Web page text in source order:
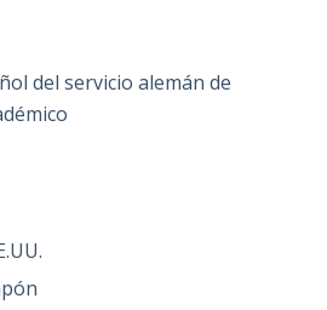
del servicio alemán de